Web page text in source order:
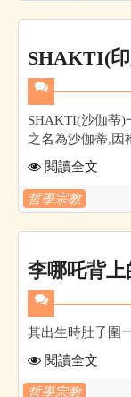
SHAKTI(
SHAKTI(沙伽蒂)
之名為沙伽蒂,因
閱讀全文
哲學宗教
李哪吒背上
其出生時肚子圍
閱讀全文
哲學宗教